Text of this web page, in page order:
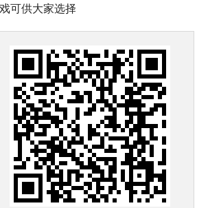
可供大家选择